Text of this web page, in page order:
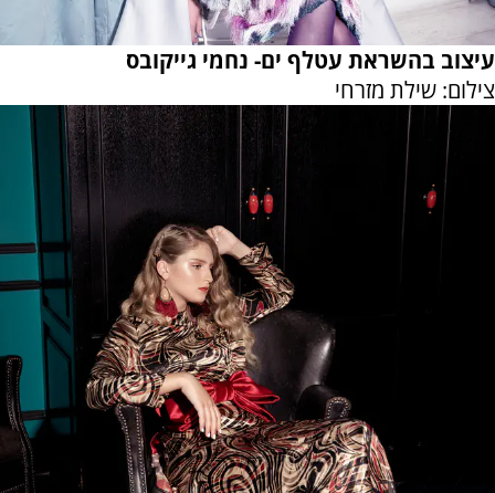
עיצוב בהשראת עטלף ים- נחמי גייקובס
צילום: שילת מזרחי